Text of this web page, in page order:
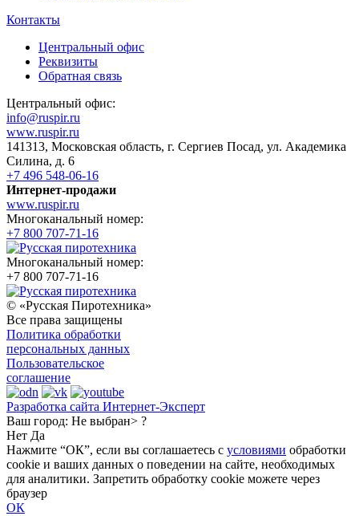
Контакты
Центральный офис
Реквизиты
Обратная связь
Центральный офис:
info@ruspir.ru
www.ruspir.ru
141313, Московская область, г. Сергиев Посад, ул. Академика
Силина, д. 6
+7 496 548-06-16
Интернет-продажи
www.ruspir.ru
Многоканальный номер:
+7 800 707-71-16
Многоканальный номер:
+7 800 707-71-16
© «Русская Пиротехника»
Все права защищены
Политика обработки
персональных данных
Пользовательское
соглашение
Разработка сайта Интернет-Эксперт
Ваш город: Не выбран> ?
Нет Да
Нажмите “ОК”, если вы соглашаетесь с условиями обработки
cookie и ваших данных о поведении на сайте, необходимых
для аналитики. Запретить обработку cookie можете через
браузер
ОК